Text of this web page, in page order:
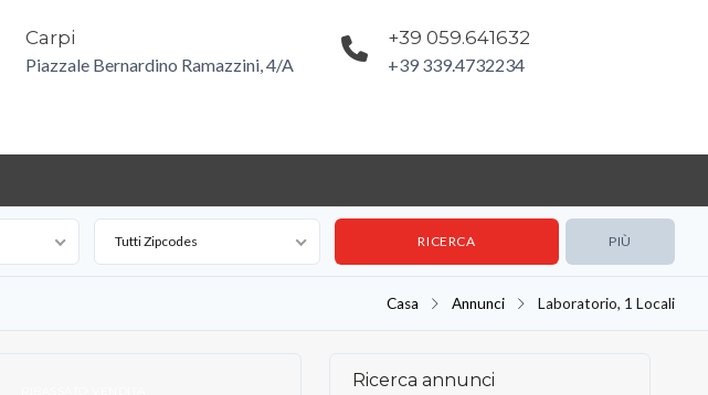
Carpi
Piazzale Bernardino Ramazzini, 4/A
+39 059.641632
+39 339.4732234
Tutti Zipcodes PIÙ
Casa Annunci Laboratorio, 1 Locali
Ricerca annunci